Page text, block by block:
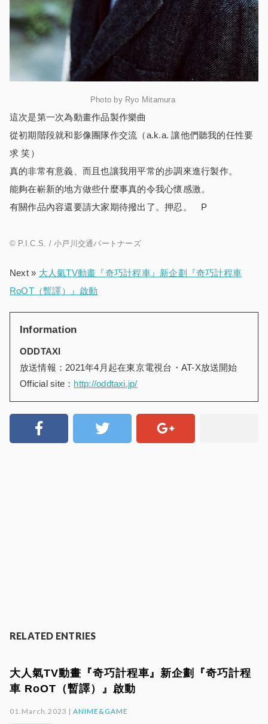
Photo by Ryo Mitamura
這次是第一次為動畫作品製作樂曲
從初期階段就和影像團隊作交流（a.k.a. 讓他們聽我的任性要
求 笑）
真的非常有意義、而且也讓我用平常的步調來進行製作。
能夠在嶄新的地方做些什麼事真的令我心懷感激。
有關作品內容還要請大家期待撥出了。押忍。 P
© P.I.C.S. / 小戸川交通パートナーズ
Next » 大人氣TV動畫『奇巧計程車』新企劃『奇巧計程車
RoOT（暫譯）』啟動
Information
ODDTAXI
放送情報：2021年4月起在東京電視台・AT-X放送開始
Official site： http://oddtaxi.jp/
RELATED ENTRIES
大人氣TV動畫『奇巧計程車』新企劃『奇巧計程
車 RoOT（暫譯）』啟動
01.March.2023 |ANIME&GAME